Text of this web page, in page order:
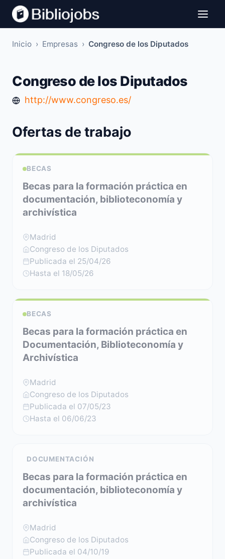
Inicio › Empresas › Congreso de los Diputados
Congreso de los Diputados
http://www.congreso.es/
Ofertas de trabajo
BECAS
Becas para la formación práctica en
documentación, biblioteconomía y
archivística
Madrid
Congreso de los Diputados
Publicada el 25/04/26
Hasta el 18/05/26
BECAS
Becas para la formación práctica en
Documentación, Biblioteconomía y
Archivística
Madrid
Congreso de los Diputados
Publicada el 07/05/23
Hasta el 06/06/23
DOCUMENTACIÓN
Becas para la formación práctica en
documentación, biblioteconomía y
archivística
Madrid
Congreso de los Diputados
Publicada el 04/10/19